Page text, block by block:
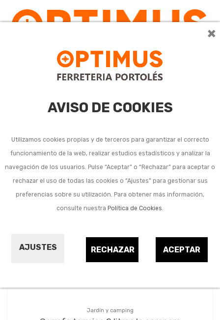
×
AVISO DE COOKIES
Utilizamos cookies propias y de terceros para garantizar el correcto
funcionamiento de la web, realizar estudios estadísticos y analizar la
navegación de los usuarios. Pulse “Aceptar” o “Rechazar” para aceptar o
rechazar el uso de todas las cookies o “Ajustes” para gestionar sus
preferencias sobre su utilización. Para obtener más información,
consulte nuestra Política de Cookies.
AJUSTES ACEPTAR
RECHAZAR
Termos portátiles y
cantimploras
Jardín y camping